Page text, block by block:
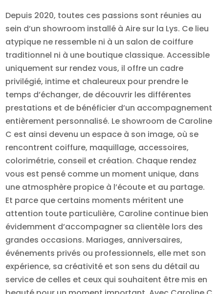
Depuis 2020, toutes ces passions sont réunies au
sein d’un showroom installé à Aire sur la Lys. Ce lieu
atypique ne ressemble ni à un salon de coiffure
traditionnel ni à une boutique classique. Accessible
uniquement sur rendez vous, il offre un cadre
privilégié, intime et chaleureux pour prendre le
temps d’échanger, de découvrir les différentes
prestations et de bénéficier d’un accompagnement
entièrement personnalisé. Le showroom de Caroline
C est ainsi devenu un espace à son image, où se
rencontrent coiffure, maquillage, accessoires,
colorimétrie, conseil et création. Chaque rendez
vous est pensé comme un moment unique, dans
une atmosphère propice à l’écoute et au partage.
Et parce que certains moments méritent une
attention toute particulière, Caroline continue bien
évidemment d’accompagner sa clientèle lors des
grandes occasions. Mariages, anniversaires,
événements privés ou professionnels, elle met son
expérience, sa créativité et son sens du détail au
service de celles et ceux qui souhaitent être mis en